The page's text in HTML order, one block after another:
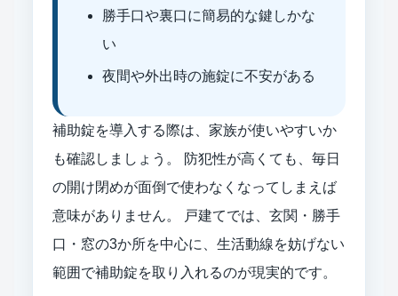
勝手口や裏口に簡易的な鍵しかな
い
夜間や外出時の施錠に不安がある
補助錠を導入する際は、家族が使いやすいか
も確認しましょう。 防犯性が高くても、毎日
の開け閉めが面倒で使わなくなってしまえば
意味がありません。 戸建てでは、玄関・勝手
口・窓の3か所を中心に、生活動線を妨げない
範囲で補助錠を取り入れるのが現実的です。